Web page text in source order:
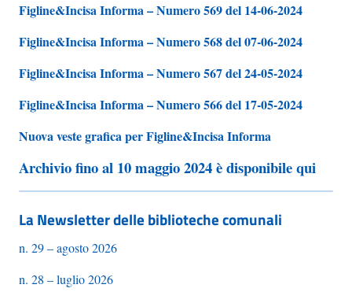
Figline&Incisa Informa – Numero 569 del 14-06-2024
Figline&Incisa Informa – Numero 568 del 07-06-2024
Figline&Incisa Informa – Numero 567 del 24-05-2024
Figline&Incisa Informa – Numero 566 del 17-05-2024
Nuova veste grafica per Figline&Incisa Informa
Archivio fino al 10 maggio 2024 è disponibile qui
La Newsletter delle biblioteche comunali
n. 29 – agosto 2026
n. 28 – luglio 2026